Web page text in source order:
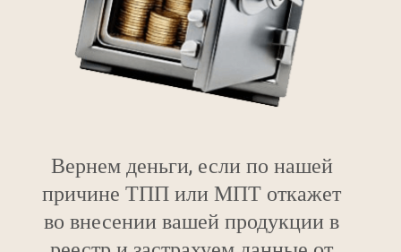
Вернем деньги, если по нашей
причине ТПП или МПТ откажет
во внесении вашей продукции в